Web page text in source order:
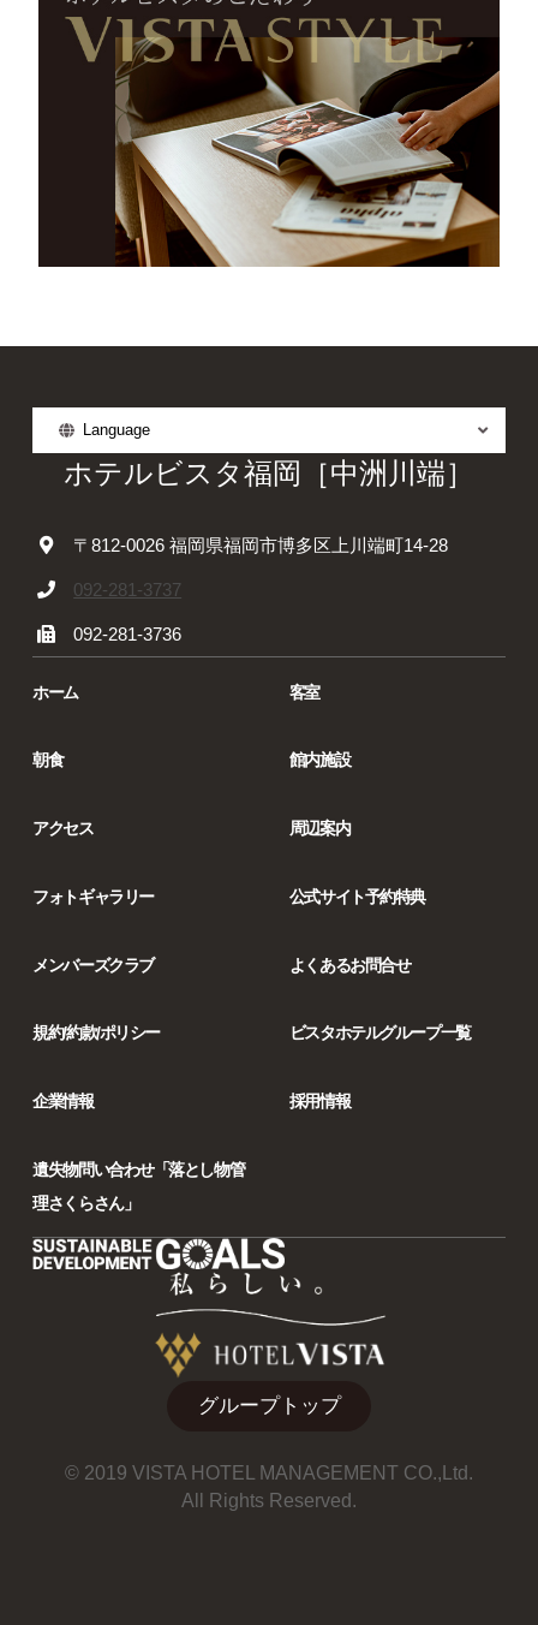
Language
ホテルビスタ福岡［中洲川端］
〒812-0026 福岡県福岡市博多区上川端町14-28
092-281-3737
092-281-3736
ホーム 客室
朝食 館内施設
アクセス 周辺案内
フォトギャラリー 公式サイト予約特典
メンバーズクラブ よくあるお問合せ
規約/約款/ポリシー ビスタホテルグループ一覧
企業情報 採用情報
遺失物問い合わせ「落とし物管
理さくらさん」
グループトップ
© 2019 VISTA HOTEL MANAGEMENT CO.,Ltd.
All Rights Reserved.